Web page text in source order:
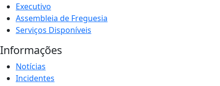
Executivo
Assembleia de Freguesia
Serviços Disponíveis
Informações
Notícias
Incidentes